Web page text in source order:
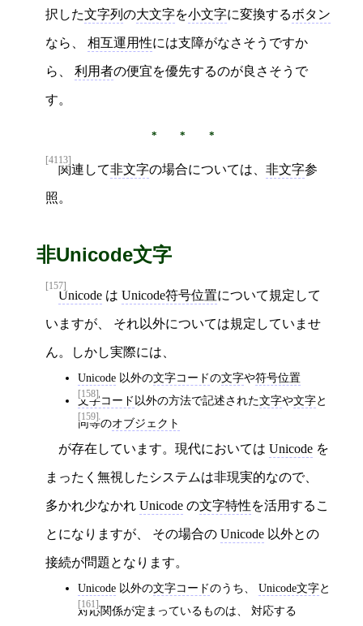
択した文字列 の大文字を小文字に変換するボタン
なら、 相互運用性には支障がなさそうですか
ら、 利用者の便宜を優先するのが良さそうで
す。
[4113]
関連して非文字の場合については、 非文字参
照。
非Unicode文字
[157]
Unicode は Unicode符号位置について規定して
いますが、 それ以外については規定していませ
ん。しかし実際には、
[158]
Unicode 以外の文字コードの文字や符号位置
[159]
文字コード 以外の方法で記述された文字や文字と
同等のオブジェクト
が存在しています。現代においては Unicode を
まったく無視したシステムは非現実的なので、
多かれ少なかれ Unicode の文字特性を活用するこ
とになりますが、 その場合の Unicode 以外との
接続が問題となります。
[161]
Unicode 以外の文字コードのうち、 Unicode文字と
対応関係が定まっているものは、 対応する